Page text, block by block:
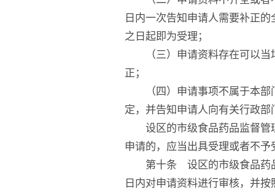
日内一次告知申请人需要补正
之日起即为受理；
（三）申请资料存在可以当
正；
（四）申请事项不属于本部
定，并告知申请人向有关行政部
设区的市级食品药品监督管
申请的，应当出具受理或者不予
第十条 设区的市级食品药品
日内对申请资料进行审核，并